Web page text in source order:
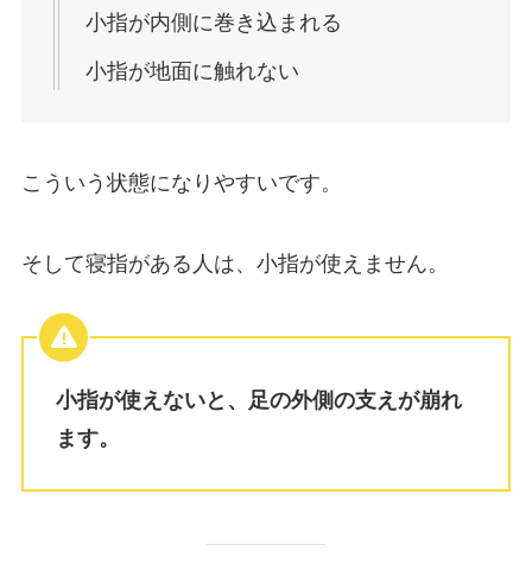
小指が内側に巻き込まれる
小指が地面に触れない
こういう状態になりやすいです。
そして寝指がある人は、小指が使えません。
小指が使えないと、足の外側の支えが崩れ
ます。